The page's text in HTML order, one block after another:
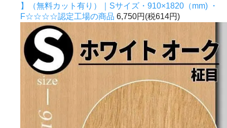
】（無料カット有り）｜Sサイズ・910×1820（mm) ・
F☆☆☆☆認定工場の商品 6,750円(税614円)